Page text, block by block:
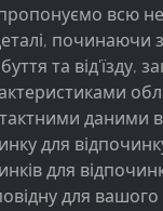
всю
починаючи
та від'їзду,
даними
для
для
для